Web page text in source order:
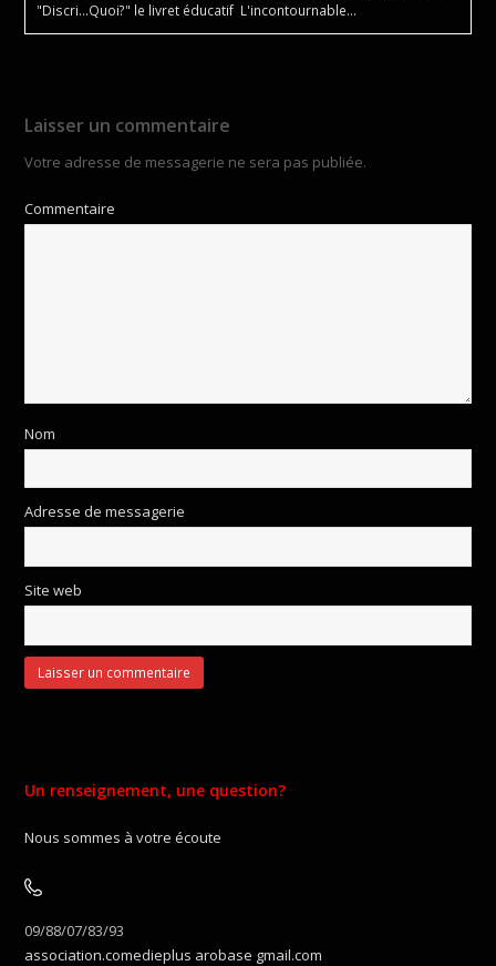
"Discri...Quoi?" le livret éducatif L'incontournable…
Laisser un commentaire
Votre adresse de messagerie ne sera pas publiée.
Commentaire
Nom
Adresse de messagerie
Site web
Un renseignement, une question?
Nous sommes à votre écoute
09/88/07/83/93
association.comedieplus arobase gmail.com